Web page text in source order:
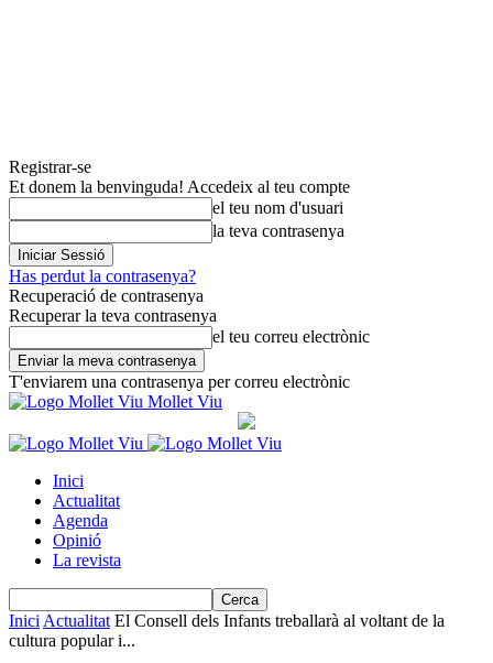
Registrar-se
Et donem la benvinguda! Accedeix al teu compte
el teu nom d'usuari
la teva contrasenya
Has perdut la contrasenya?
Recuperació de contrasenya
Recuperar la teva contrasenya
el teu correu electrònic
T'enviarem una contrasenya per correu electrònic
Mollet Viu
Inici
Actualitat
Agenda
Opinió
La revista
Inici Actualitat El Consell dels Infants treballarà al voltant de la
cultura popular i...